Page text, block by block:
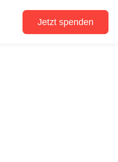
Jetzt spenden